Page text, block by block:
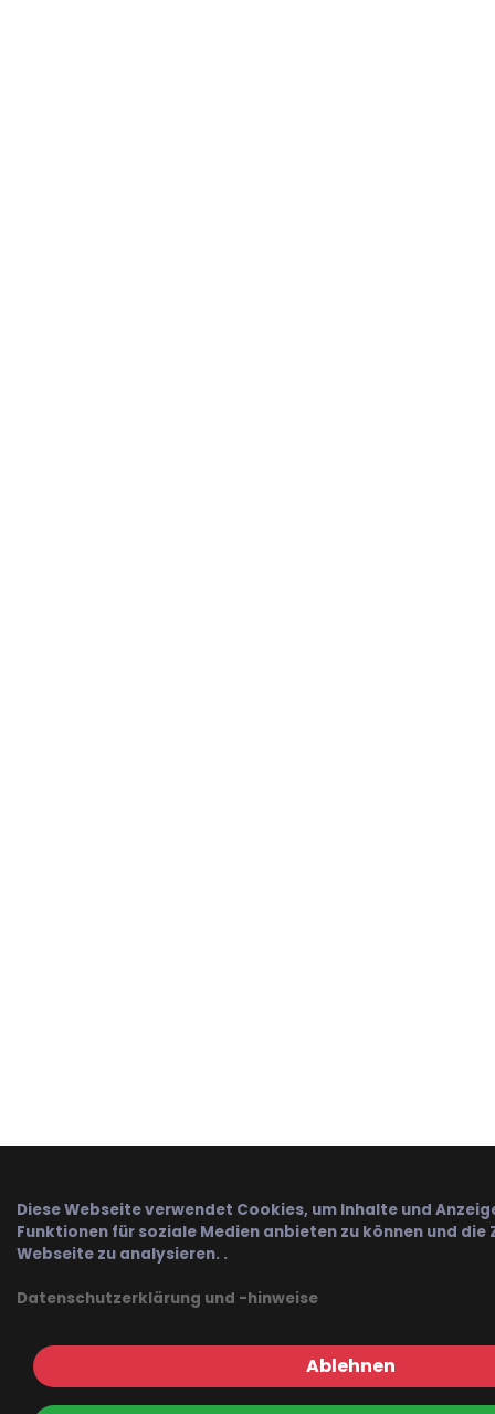
Diese Webseite verwendet Cookies, um Inhalte und
Funktionen für soziale Medien anbieten zu können und die
Webseite zu analysieren. .
Datenschutzerklärung und -hinweise
Ablehnen